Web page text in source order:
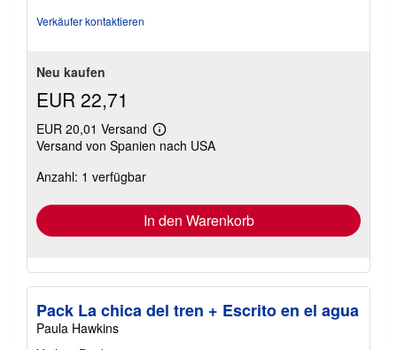
Verkäufer kontaktieren
Neu kaufen
EUR 22,71
EUR 20,01 Versand
Weitere
Informationen
Versand von Spanien nach USA
Anzahl: 1 verfügbar
In den Warenkorb
Pack La chica del tren + Escrito en el agua
Paula Hawkins